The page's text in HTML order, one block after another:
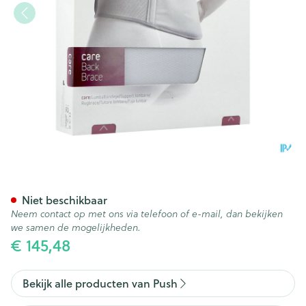
€ 145,48
Niet beschikbaar
Neem contact op met ons via telefoon of e-mail, dan bekijken
we samen de mogelijkheden.
Bekijk alle producten van Push